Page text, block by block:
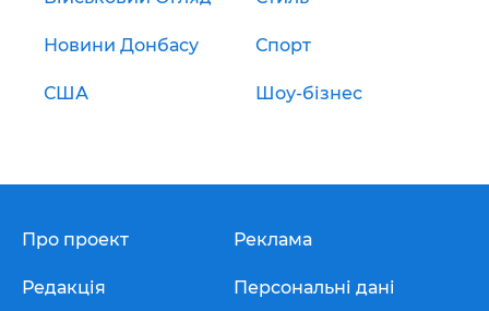
Новини Донбасу Спорт
США Шоу-бізнес
Про проект
Редакція
Реклама
Персональні дані